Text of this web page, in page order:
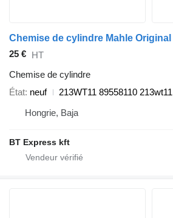
25 € HT
Chemise de cylindre
État neuf
213WT11 89558110 213wt11
Hongrie, Baja
BT Express kft